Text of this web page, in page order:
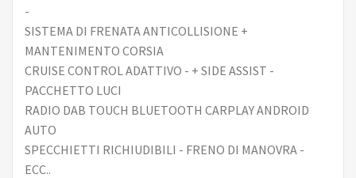
-
SISTEMA DI FRENATA ANTICOLLISIONE +
MANTENIMENTO CORSIA
CRUISE CONTROL ADATTIVO - + SIDE ASSIST -
PACCHETTO LUCI
RADIO DAB TOUCH BLUETOOTH CARPLAY ANDROID
AUTO
SPECCHIETTI RICHIUDIBILI - FRENO DI MANOVRA -
ECC..